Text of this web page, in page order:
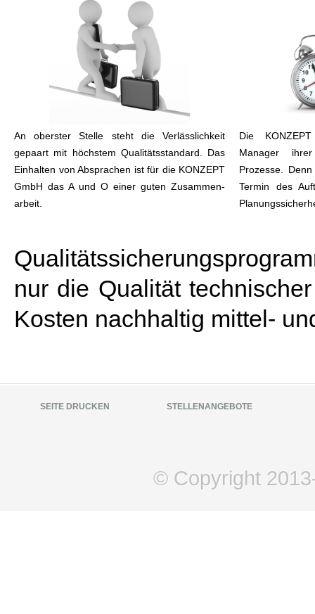
An oberster Stelle steht die Verlässlichkeit
gepaart mit höchstem Qualitätsstandard. Das
Einhalten von Absprachen ist für die KONZEPT
GmbH das A und O einer guten Zusammen-
arbeit.
Die
Manager
Prozesse.
Termin des
nur die Qualität
Kosten nachhaltig mittel-
SEITE DRUCKEN STELLENANGEBOTE
© Copyright